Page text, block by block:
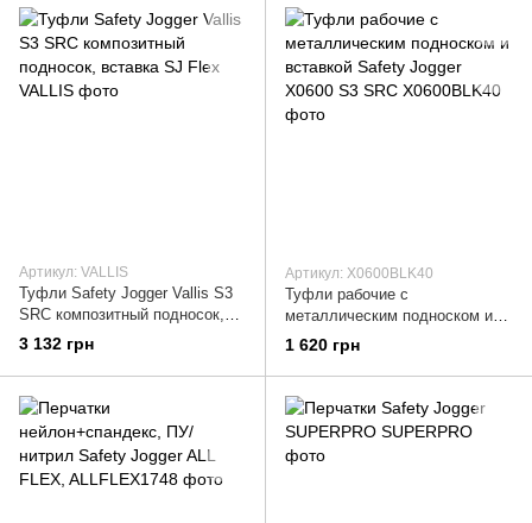
Артикул: VALLIS
Туфли Safety Jogger Vallis S3
SRC композитный подносок,
вставка SJ Flex
3 132 грн
Артикул: X0600BLK40
Туфли рабочие с
металлическим подноском и
вставкой Safety Jogger X0600
1 620 грн